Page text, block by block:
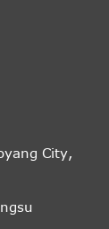
City,